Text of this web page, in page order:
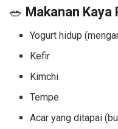
🥗 Makanan Kaya
Yogurt hidup
Kefir
Kimchi
Tempe
Acar yang ditapai